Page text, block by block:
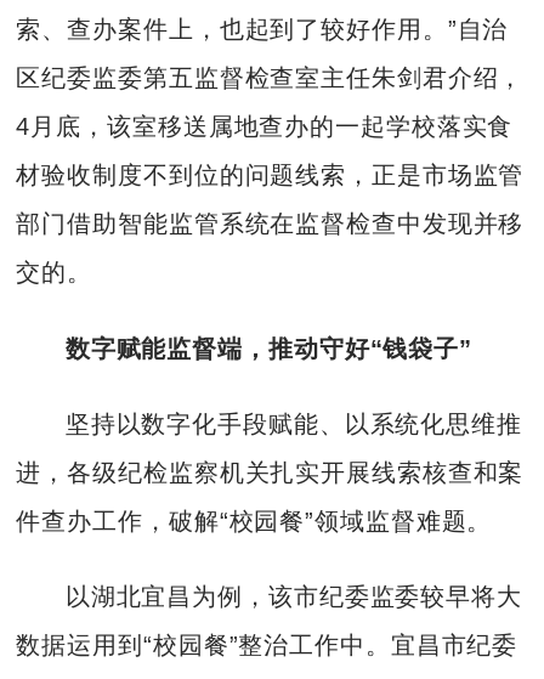
索、查办案件上，也起到了较好作用。”自治
区纪委监委第五监督检查室主任朱剑君介绍，
4月底，该室移送属地查办的一起学校落实食
材验收制度不到位的问题线索，正是市场监管
部门借助智能监管系统在监督检查中发现并移
交的。
数字赋能监督端，推动守好“钱袋子”
坚持以数字化手段赋能、以系统化思维推
进，各级纪检监察机关扎实开展线索核查和案
件查办工作，破解“校园餐”领域监督难题。
以湖北宜昌为例，该市纪委监委较早将大
数据运用到“校园餐”整治工作中。宜昌市纪委